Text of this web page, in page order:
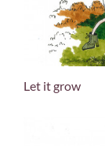
Let it grow